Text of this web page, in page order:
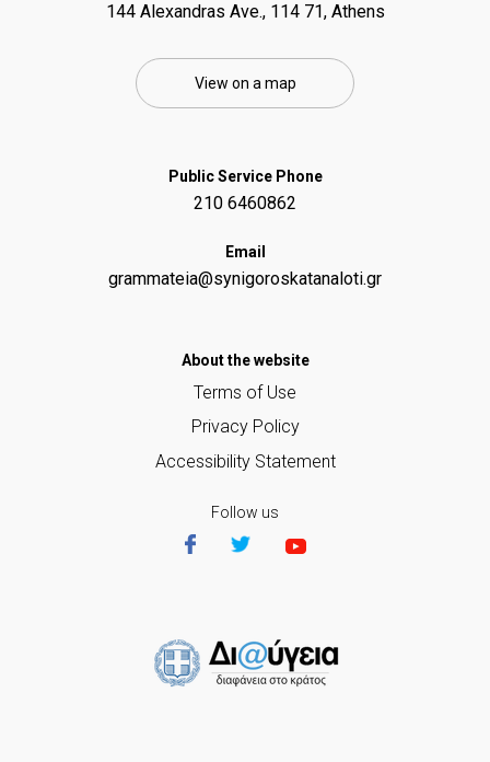
144 Alexandras Ave., 114 71, Athens
View on a map
Public Service Phone
210 6460862
Email
grammateia@synigoroskatanaloti.gr
Αbout the website
Terms of Use
Privacy Policy
Accessibility Statement
Follow us